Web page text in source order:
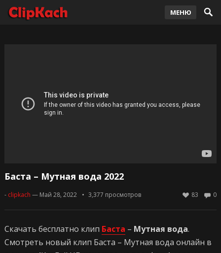
МЕНЮ
Баста – Мутная вода 2022
- clipkach — Май 28, 2022 3,377 просмотров 0
83
Скачать бесплатно клип Баста – Мутная вода.
Смотреть новый клип Баста – Мутная вода онлайн в